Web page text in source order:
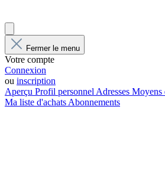
Fermer le menu
Votre compte
Connexion
ou inscription
Aperçu Profil personnel Adresses Moyens
Ma liste d'achats Abonnements